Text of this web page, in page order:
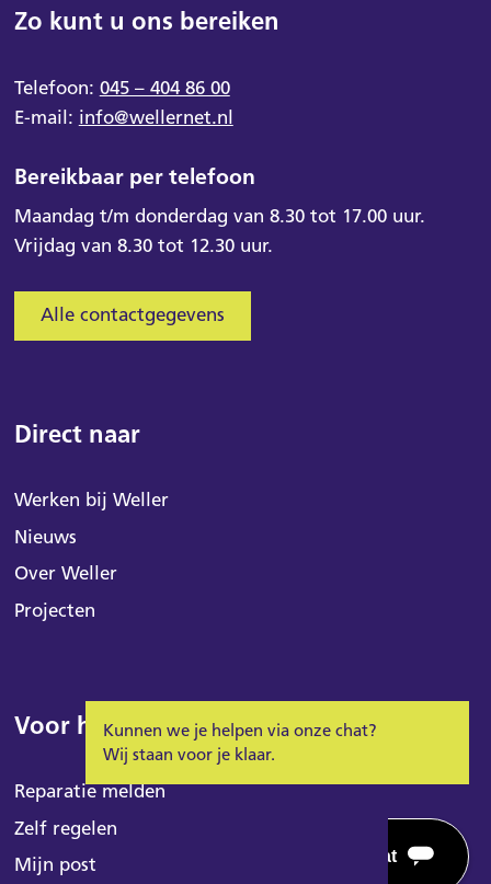
Zo kunt u ons bereiken
Telefoon: 045 – 404 86 00
E-mail: info@wellernet.nl
Bereikbaar per telefoon
Maandag t/m donderdag van 8.30 tot 17.00 uur.
Vrijdag van 8.30 tot 12.30 uur.
Alle contactgegevens
Direct naar
Werken bij Weller
Nieuws
Over Weller
Projecten
Voor huurders
Reparatie melden
Zelf regelen
Mijn post
Kunnen we je helpen via onze chat?
Wij staan voor je klaar.